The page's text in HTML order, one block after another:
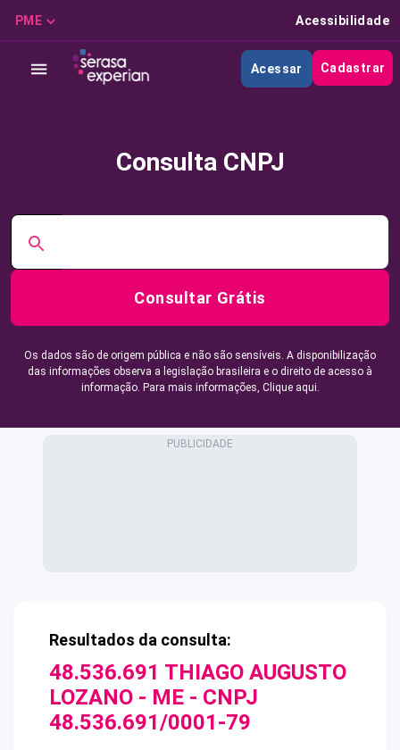
PME Acessibilidade
Acessar Cadastrar
Consulta CNPJ
Consultar Grátis
Os dados são de origem pública e não são sensíveis. A disponibilização
das informações observa a legislação brasileira e o direito de acesso à
informação. Para mais informações, Clique aqui.
Resultados da consulta:
48.536.691 THIAGO AUGUSTO
LOZANO - ME - CNPJ
48.536.691/0001-79